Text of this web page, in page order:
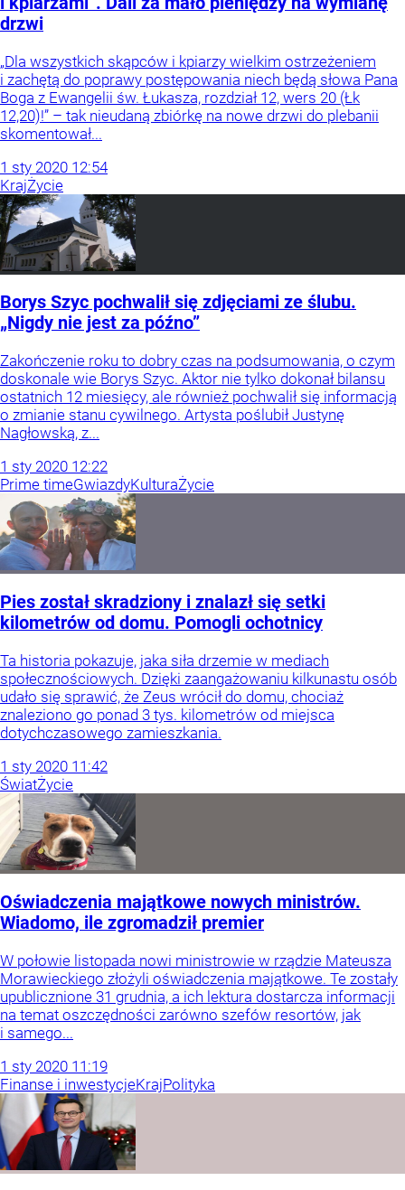
drzwi
„Dla wszystkich skąpców i kpiarzy wielkim ostrzeżeniem
i zachętą do poprawy postępowania niech będą słowa Pana
Boga z Ewangelii św. Łukasza, rozdział 12, wers 20 (Łk
12,20)!” – tak nieudaną zbiórkę na nowe drzwi do plebanii
skomentował...
1 sty 2020 12:54
KrajŻycie
Borys Szyc pochwalił się zdjęciami ze ślubu.
„Nigdy nie jest za późno”
Zakończenie roku to dobry czas na podsumowania, o czym
doskonale wie Borys Szyc. Aktor nie tylko dokonał bilansu
ostatnich 12 miesięcy, ale również pochwalił się informacją
o zmianie stanu cywilnego. Artysta poślubił Justynę
Nagłowską, z...
1 sty 2020 12:22
Prime timeGwiazdyKulturaŻycie
Pies został skradziony i znalazł się setki
kilometrów od domu. Pomogli ochotnicy
Ta historia pokazuje, jaka siła drzemie w mediach
społecznościowych. Dzięki zaangażowaniu kilkunastu osób
udało się sprawić, że Zeus wrócił do domu, chociaż
znaleziono go ponad 3 tys. kilometrów od miejsca
dotychczasowego zamieszkania.
1 sty 2020 11:42
ŚwiatŻycie
Oświadczenia majątkowe nowych ministrów.
Wiadomo, ile zgromadził premier
W połowie listopada nowi ministrowie w rządzie Mateusza
Morawieckiego złożyli oświadczenia majątkowe. Te zostały
upublicznione 31 grudnia, a ich lektura dostarcza informacji
na temat oszczędności zarówno szefów resortów, jak
i samego...
1 sty 2020 11:19
Finanse i inwestycjeKrajPolityka